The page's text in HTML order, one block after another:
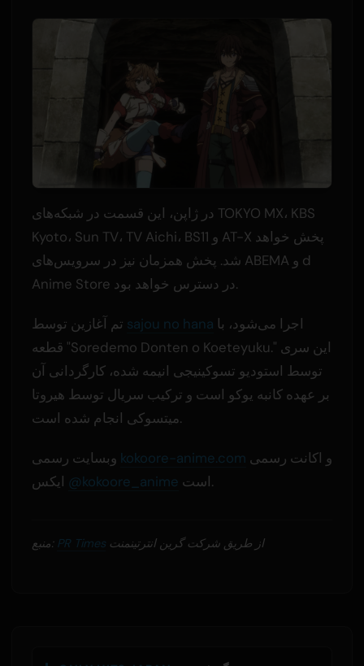
در ژاپن، این قسمت در شبکه‌های TOKYO MX، KBS
Kyoto، Sun TV، TV Aichi، BS11 و AT-X پخش خواهد
شد. پخش همزمان نیز در سرویس‌های ABEMA و d
Anime Store در دسترس خواهد بود.
sajou no hana
قطعه "Soredemo Donten o Koeteyuku." این سری
توسط استودیو تسوکینیجی انیمه شده، کارگردانی آن
بر عهده کانبه یوکو است و ترکیب سریال توسط هیروتا
میتسوکی انجام شده است.
kokoore-anime.com
@kokoore_anime است.
منبع: PR Times از طریق شرکت گرین انترتینمنت